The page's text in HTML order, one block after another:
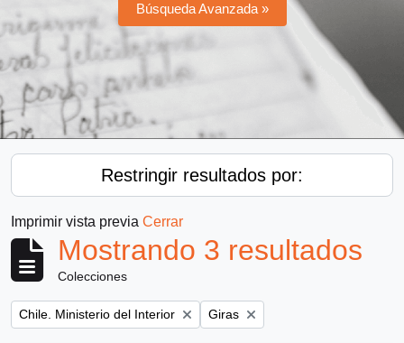
Búsqueda Avanzada »
Restringir resultados por:
Imprimir vista previa Cerrar
Mostrando 3 resultados
Colecciones
Remove filter:
Chile. Ministerio del Interior Remove filter:
Giras